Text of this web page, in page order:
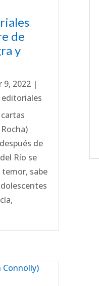
de
y
9, 2022|
de
Río se
sabe